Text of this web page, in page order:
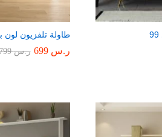
طاولة تلفزيون لون
ر.س 699 ر.س799